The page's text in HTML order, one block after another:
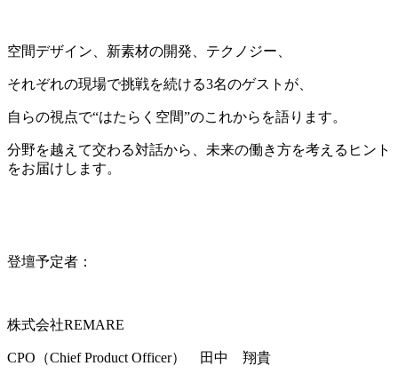
空間デザイン、新素材の開発、テクノジー、
それぞれの現場で挑戦を続ける3名のゲストが、
自らの視点で“はたらく空間”のこれからを語ります。
分野を越えて交わる対話から、未来の働き方を考えるヒント
をお届けします。
登壇予定者：
株式会社REMARE
CPO（Chief Product Officer） 田中 翔貴